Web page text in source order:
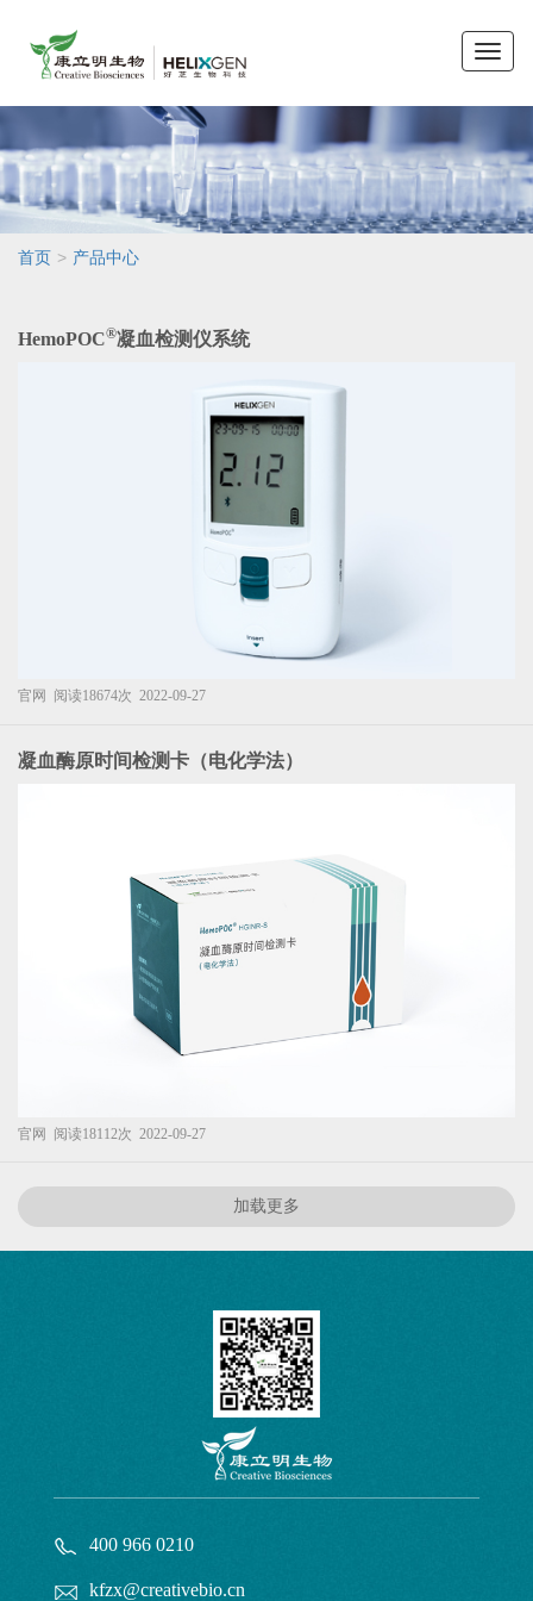
Toggle
首页 > 产品中心
HemoPOC®凝血检测仪系统
官网 阅读18674次 2022-09-27
凝血酶原时间检测卡（电化学法）
官网 阅读18112次 2022-09-27
加载更多
400 966 0210
kfzx@creativebio.cn